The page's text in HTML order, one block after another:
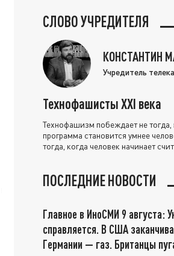
СЛОВО УЧРЕДИТЕЛЯ
КОНСТАНТИН
Учредитель
Технофашисты XXI века
Технофашизм побеждает не тогда,
программа становится умнее
тогда, когда человек начинает
ПОСЛЕДНИЕ НОВОСТИ
Главное в ИноСМИ 9 августа:
справляется. В США
Германии — газ. Британцы